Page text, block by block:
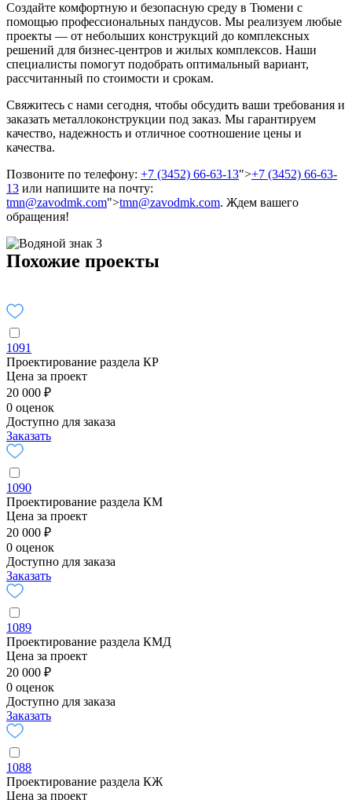
Создайте комфортную и безопасную среду в Тюмени с
помощью профессиональных пандусов. Мы реализуем любые
проекты — от небольших конструкций до комплексных
решений для бизнес-центров и жилых комплексов. Наши
специалисты помогут подобрать оптимальный вариант,
рассчитанный по стоимости и срокам.
Свяжитесь с нами сегодня, чтобы обсудить ваши требования и
заказать металлоконструкции под заказ. Мы гарантируем
качество, надежность и отличное соотношение цены и
качества.
Позвоните по телефону: +7 (3452) 66-63-13">+7 (3452) 66-63-
13 или напишите на почту:
tmn@zavodmk.com">tmn@zavodmk.com. Ждем вашего
обращения!
Похожие проекты
1091
Проектирование раздела КР
Цена за проект
20 000 ₽
0 оценок
Доступно для заказа
Заказать
1090
Проектирование раздела КМ
Цена за проект
20 000 ₽
0 оценок
Доступно для заказа
Заказать
1089
Проектирование раздела КМД
Цена за проект
20 000 ₽
0 оценок
Доступно для заказа
Заказать
1088
Проектирование раздела КЖ
Цена за проект